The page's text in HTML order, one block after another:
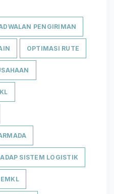
PENGIRIMAN
OPTIMASI RUTE
SISTEM LOGISTIK